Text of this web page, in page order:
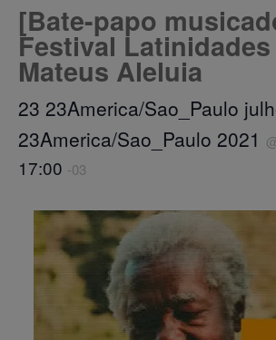
[Bate-papo
Festival
Mateus Aleluia
23 23America/Sao_Paulo
23America/Sao_Paulo 2021
17:00 -03